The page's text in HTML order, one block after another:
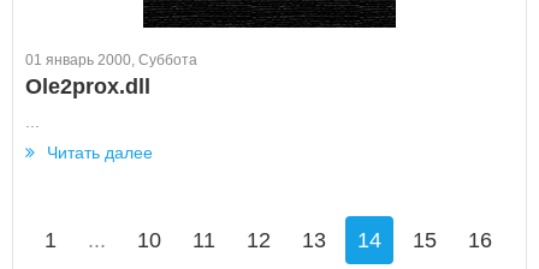
01 январь 2000, Суббота
Ole2prox.dll
Читать далее
1 ... 10 11 12 13 14 15 16